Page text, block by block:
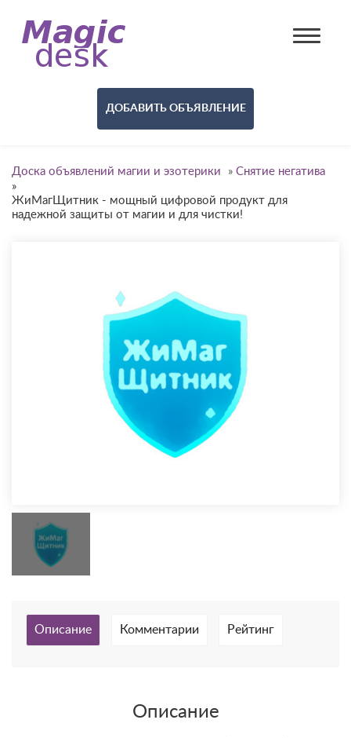
ДОБАВИТЬ ОБЪЯВЛЕНИЕ
Доска объявлений магии и эзотерики » Снятие негатива
»
ЖиМагЩитник - мощный цифровой продукт для
надежной защиты от магии и для чистки!
Описание Комментарии Рейтинг
Описание